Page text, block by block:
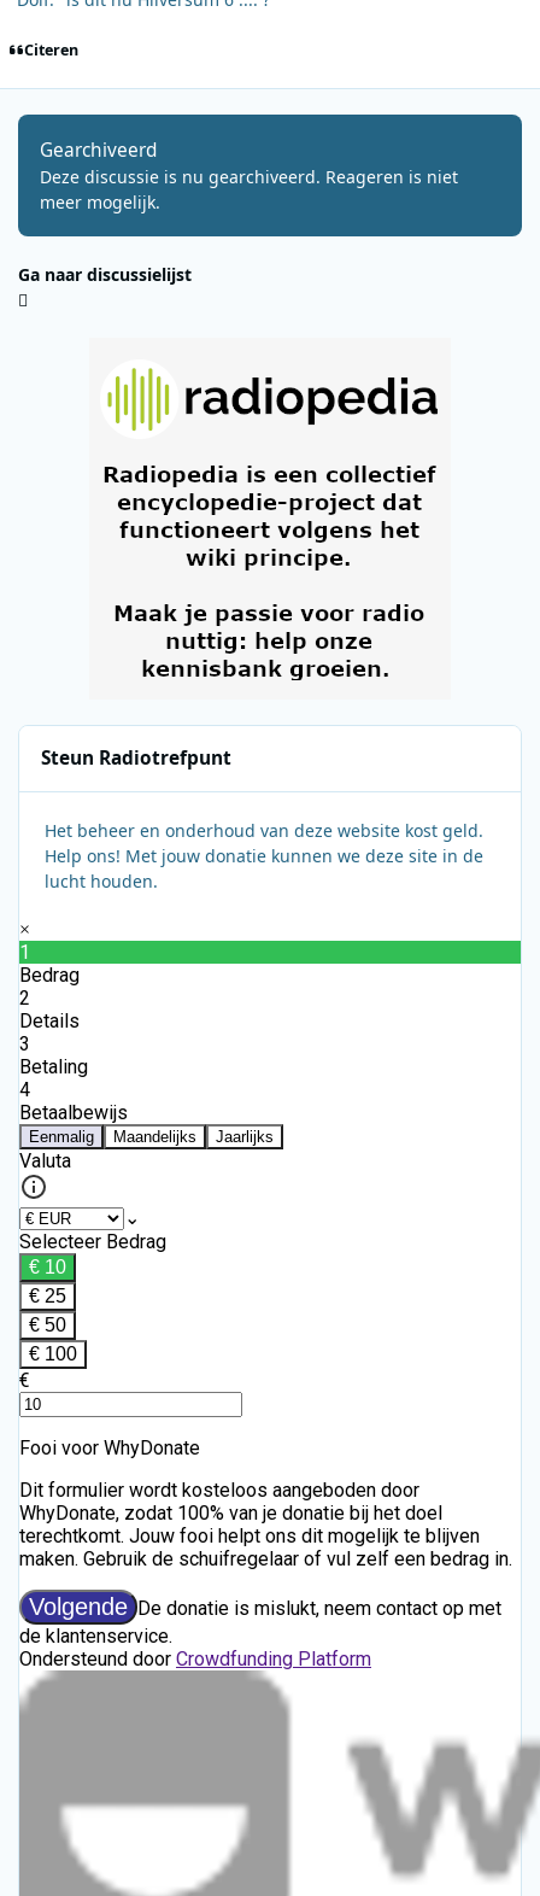
Citeren
Gearchiveerd
Deze discussie is nu gearchiveerd. Reageren is niet
meer mogelijk.
Ga naar discussielijst
Steun Radiotrefpunt
Het beheer en onderhoud van deze website kost geld.
Help ons! Met jouw donatie kunnen we deze site in de
lucht houden.